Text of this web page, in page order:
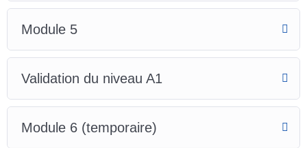
Module 5
Validation du niveau A1
Module 6 (temporaire)